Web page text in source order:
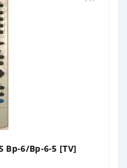
Bp-6/Bp-6-5 [TV]